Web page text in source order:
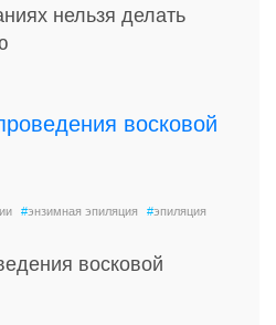
нельзя делать
#энзимная эпиляция #эпиляция
восковой